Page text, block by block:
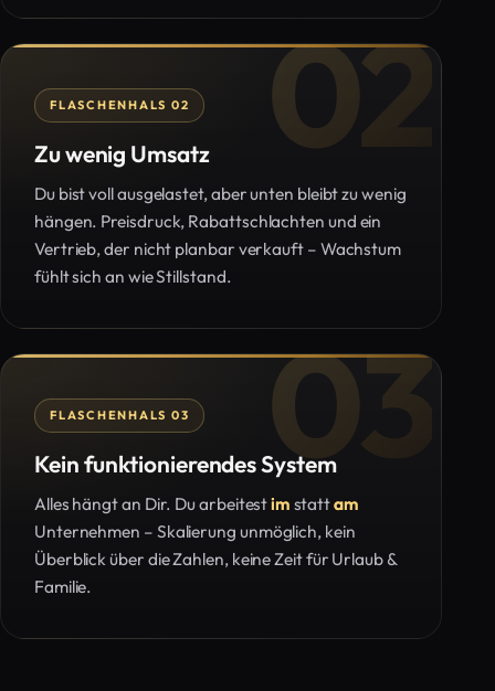
02
FLASCHENHALS 02
Zu wenig Umsatz
Du bist voll ausgelastet, aber unten bleibt zu wenig
hängen. Preisdruck, Rabattschlachten und ein
Vertrieb, der nicht planbar verkauft – Wachstum
fühlt sich an wie Stillstand.
03
FLASCHENHALS 03
Kein funktionierendes System
Alles hängt an Dir. Du arbeitestim stattam
Unternehmen – Skalierung unmöglich, kein
Überblick über die Zahlen, keine Zeit für Urlaub &
Familie.